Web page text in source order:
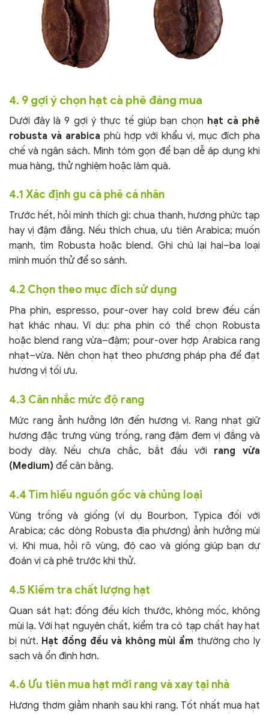
4. 9 gợi ý chọn hạt cà phê đáng mua
Dưới đây là 9 gợi ý thực tế giúp bạn chọn hạt cà phê
robusta và arabica phù hợp với khẩu vị, mục đích pha
chế và ngân sách. Mình tóm gọn để bạn dễ áp dụng khi
mua hàng, thử nghiệm hoặc làm quà.
4.1 Xác định gu cà phê cá nhân
Trước hết, hỏi mình thích gì: chua thanh, hương phức tạp
hay vị đậm đắng. Nếu thích chua, ưu tiên Arabica; muốn
mạnh, tìm Robusta hoặc blend. Ghi chú lại hai–ba loại
mình muốn thử để so sánh.
4.2 Chọn theo mục đích sử dụng
Pha phin, espresso, pour-over hay cold brew đều cần
hạt khác nhau. Ví dụ: pha phin có thể chọn Robusta
hoặc blend rang vừa–đậm; pour-over hợp Arabica rang
nhạt–vừa. Nên chọn hạt theo phương pháp pha để đạt
hương vị tối ưu.
4.3 Cân nhắc mức độ rang
Mức rang ảnh hưởng lớn đến hương vị. Rang nhạt giữ
hương đặc trưng vùng trồng, rang đậm đem vị đắng và
body dày. Nếu chưa chắc, bắt đầu với rang vừa
(Medium) để cân bằng.
4.4 Tìm hiểu nguồn gốc và chủng loại
Vùng trồng và giống (ví dụ Bourbon, Typica đối với
Arabica; các dòng Robusta địa phương) ảnh hưởng mùi
vị. Khi mua, hỏi rõ vùng, độ cao và giống giúp bạn dự
đoán vị cà phê trước khi thử.
4.5 Kiểm tra chất lượng hạt
Quan sát hạt: đồng đều kích thước, không mốc, không
mùi lạ. Với hạt nguyên chất, kiểm tra có tạp chất hay hạt
bị nứt. Hạt đồng đều và không mùi ẩm thường cho ly
sạch và ổn định hơn.
4.6 Ưu tiên mua hạt mới rang và xay tại nhà
Hương thơm giảm nhanh sau khi rang. Tốt nhất mua hạt